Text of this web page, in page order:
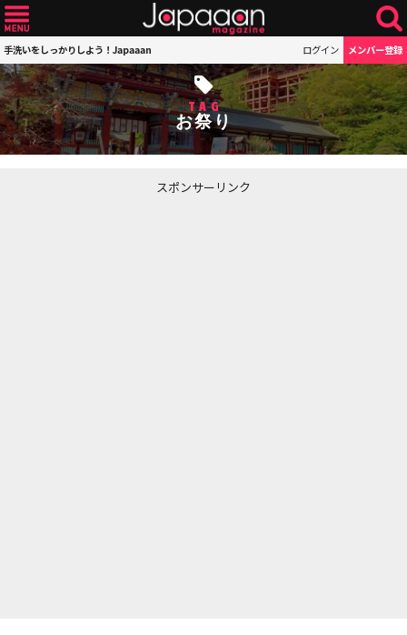
手洗いをしっかりしよう！Japaaan ログイン メンバー登録
TAG
お祭り
スポンサーリンク